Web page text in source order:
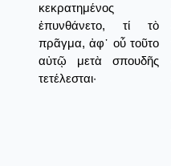
κεκρατημένος
ἐπυνθάνετο, τί τὸ
πρᾶγμα, ἀφ᾿ οὗ τοῦτο
αὐτῷ μετὰ σπουδῆς
τετέλεσται·